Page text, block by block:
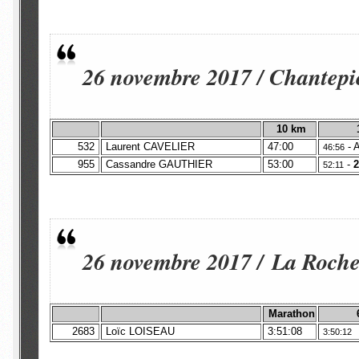
26 novembre 2017 /
10 km
532
Laurent CAVELIER 47:00 46:56 -
955
Cassandre GAUTHIER 53:00 52:11 -
26 novembre 2017 / La
Marathon
2683
Loïc LOISEAU 3:51:08 3:50:12